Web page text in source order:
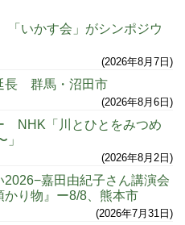
いかす会」がシンポジウ
2026年8月7日
長 群馬・沼田市
2026年8月6日
NHK「川とひとをみつめ
2026年8月2日
嘉田由紀子さん講演会
かり物』ー8/8、熊本市
2026年7月31日